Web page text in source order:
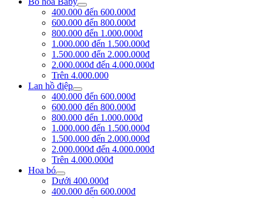
400.000 đến 600.000đ
600.000 đến 800.000đ
800.000 đến 1.000.000đ
1.000.000 đến 1.500.000đ
1.500.000 đến 2.000.000đ
2.000.000đ đến 4.000.000đ
Trên 4.000.000
Lan hồ điệp
400.000 đến 600.000đ
600.000 đến 800.000đ
800.000 đến 1.000.000đ
1.000.000 đến 1.500.000đ
1.500.000 đến 2.000.000đ
2.000.000đ đến 4.000.000đ
Trên 4.000.000đ
Hoa bó
Dưới 400.000đ
400.000 đến 600.000đ